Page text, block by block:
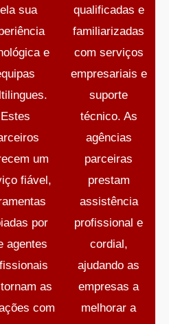
sua
e
Estes
um
fiável,
por
agentes
as
com
qualificadas e
familiarizadas
com serviços
empresariais e
suporte
técnico. As
agências
parceiras
prestam
assistência
profissional e
cordial,
ajudando as
empresas a
melhorar a